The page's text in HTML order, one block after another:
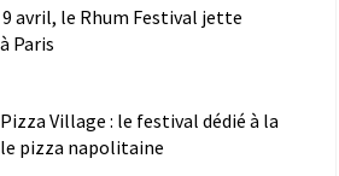
9 avril, le Rhum Festival jette
Paris
Village : le festival dédié à la
pizza napolitaine